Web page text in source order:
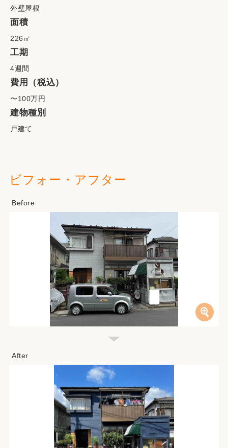
外壁屋根
面積
226㎡
工期
4週間
費用（税込）
〜100万円
建物種別
戸建て
ビフォー・アフター